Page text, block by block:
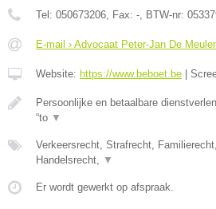
Tel: 050673206 , Fax: - , BTW-nr:
E-mail › Advocaat Peter-Jan De
Website: https://www.beboet.be
Persoonlijke en betaalbare
“to ▼
Verkeersrecht, Strafrecht,
Handelsrecht,
▼
Er wordt gewerkt op afspraak.